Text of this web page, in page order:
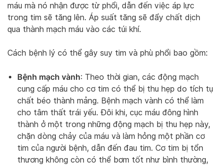
máu mà nó nhận được từ phổi, dẫn đến việc áp lực
trong tim sẽ tăng lên. Áp suất tăng sẽ đẩy chất dịch
qua thành mạch máu vào các túi khí.
Cách bệnh lý có thể gây suy tim và phù phổi bao gồm:
Bệnh mạch vành: Theo thời gian, các động mạch
cung cấp máu cho cơ tim có thể bị thu hẹp do tích tụ
chất béo thành mảng. Bệnh mạch vành có thể làm
cho tâm thất trái yếu. Đôi khi, cục máu đông hình
thành ở một trong những động mạch bị thu hẹp này,
chặn dòng chảy của máu và làm hỏng một phần cơ
tim của người bệnh, dẫn đến đau tim. Cơ tim bị tổn
thương không còn có thể bơm tốt như bình thường,